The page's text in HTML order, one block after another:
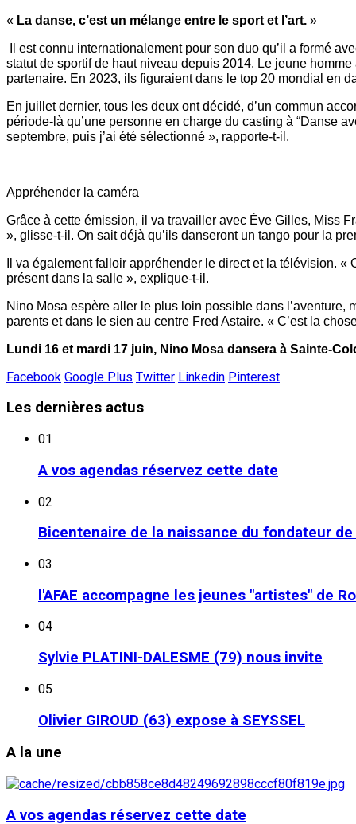
« La danse, c’est un mélange entre le sport et l’art. »
Il est connu internationalement pour son duo qu’il a formé
statut de sportif de haut niveau depuis 2014. Le jeune
partenaire. En 2023, ils figuraient dans le top 20 mondial en
En juillet dernier, tous les deux ont décidé, d’un commun
période-là qu’une personne en charge du casting à “Danse
septembre, puis j’ai été sélectionné », rapporte-t-il.
Appréhender la caméra
Grâce à cette émission, il va travailler avec Ève Gilles, Miss
», glisse-t-il. On sait déjà qu’ils danseront un tango pour la
Il va également falloir appréhender le direct et la télévision.
présent dans la salle », explique-t-il.
Nino Mosa espère aller le plus loin possible dans l’aventure,
parents et dans le sien au centre Fred Astaire. « C’est la
Lundi 16 et mardi 17 juin, Nino Mosa dansera à Sainte-
Facebook Google Plus Twitter Linkedin Pinterest
Les dernières actus
01
A vos agendas réservez cette date
02
Bicentenaire de la naissance du fondateur de
03
l'AFAE accompagne les jeunes "artistes" de
04
Sylvie PLATINI-DALESME (79) nous invite
05
Olivier GIROUD (63) expose à SEYSSEL
A la une
A vos agendas réservez cette date